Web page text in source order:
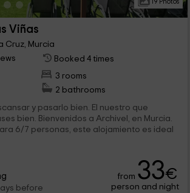
19 Photos
Viñas
Cruz, Murcia
Booked 4 times
3 rooms
2 bathrooms
y pasarlo bien. El nuestro que
bien. Bienvenidos a Archivel, en Murcia.
6/7 personas, este alojamiento es ideal
before
from 33€
person and night